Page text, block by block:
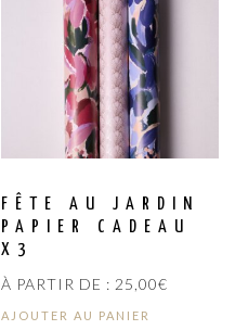
FÊTE AU JARDIN
PAPIER CADEAU
X3
À PARTIR DE : 25,00€
AJOUTER AU PANIER